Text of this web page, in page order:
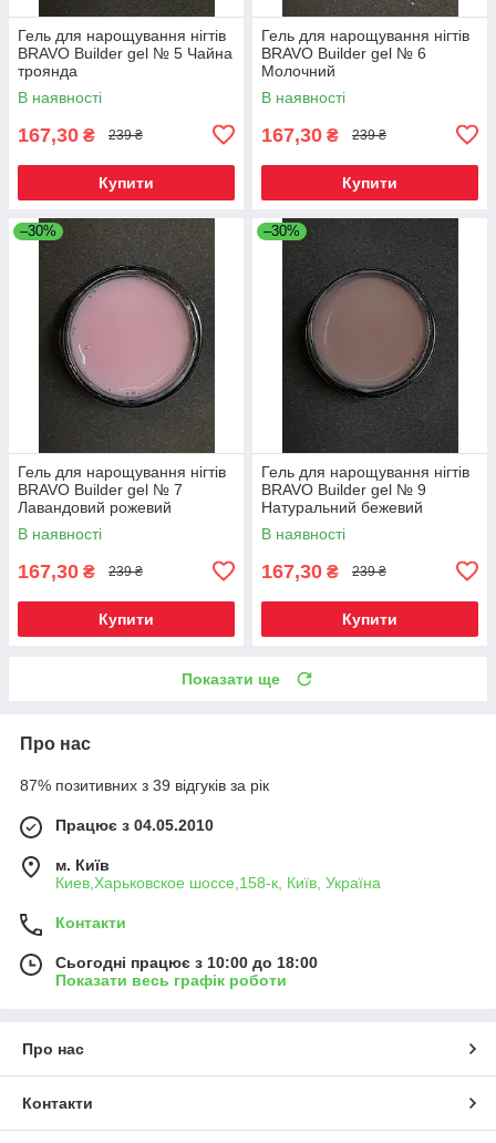
Гель для нарощування нігтів
BRAVO Builder gel № 5 Чайна
троянда
В наявності
167,30 ₴ 239 ₴
Купити
Гель для нарощування нігтів
BRAVO Builder gel № 6
Молочний
В наявності
167,30 ₴ 239 ₴
Купити
–30%
Гель для нарощування нігтів
BRAVO Builder gel № 7
Лавандовий рожевий
В наявності
167,30 ₴ 239 ₴
Купити
–30%
Гель для нарощування нігтів
BRAVO Builder gel № 9
Натуральний бежевий
В наявності
167,30 ₴ 239 ₴
Купити
Показати ще
Про нас
87% позитивних з 39 відгуків за рік
Працює з 04.05.2010
м. Київ
Киев,Харьковское шоссе,158-к, Київ, Україна
Контакти
Сьогодні працює з 10:00 до 18:00
Показати весь графік роботи
Про нас
Контакти